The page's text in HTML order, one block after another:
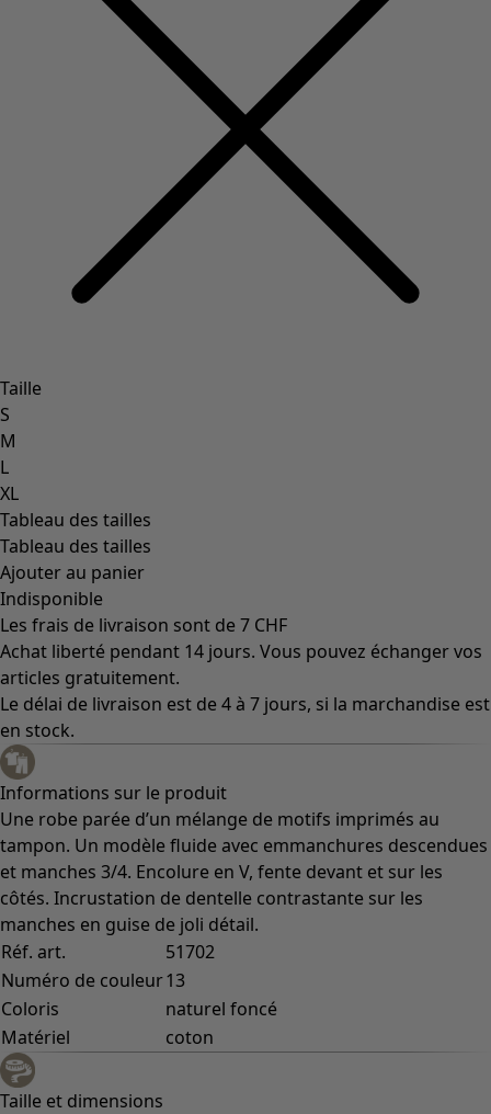
Taille
S
M
L
XL
Tableau des tailles
Tableau des tailles
Ajouter au panier
Indisponible
Les frais de livraison sont de 7 CHF
Achat liberté pendant 14 jours. Vous pouvez échanger vos
articles gratuitement.
Le délai de livraison est de 4 à 7 jours, si la marchandise est
en stock.
Informations sur le produit
Une robe parée d’un mélange de motifs imprimés au
tampon. Un modèle fluide avec emmanchures descendues
et manches 3/4. Encolure en V, fente devant et sur les
côtés. Incrustation de dentelle contrastante sur les
manches en guise de joli détail.
Réf. art.
51702
Numéro de couleur13
Coloris
naturel foncé
Matériel
coton
Taille et dimensions